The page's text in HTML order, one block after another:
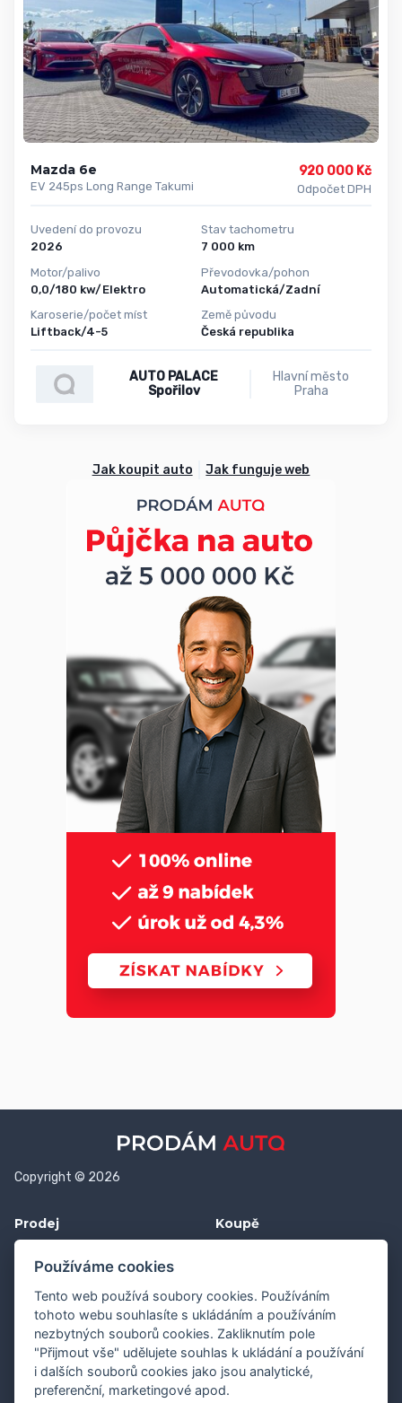
Mazda 6e
EV 245ps Long Range Takumi
920 000 Kč
Odpočet DPH
Uvedení do provozu
2026
Motor/palivo
0,0/180 kw/Elektro
Karoserie/počet míst
Liftback/4-5
Stav tachometru
7 000 km
Převodovka/pohon
Automatická/Zadní
Země původu
Česká republika
AUTO PALACE
Spořilov
Hlavní město
Praha
Jak koupit auto Jak funguje web
Copyright © 2026
Prodej
Pro prodejce
Premium
Koupě
Financování vozu
Pojištění vozu
Další stránky Kontakt
Používáme cookies
Tento web používá soubory cookies. Používáním
tohoto webu souhlasíte s ukládáním a používáním
nezbytných souborů cookies. Zakliknutím pole
"Přijmout vše" udělujete souhlas k ukládání a používání
i dalších souborů cookies jako jsou analytické,
preferenční, marketingové apod.